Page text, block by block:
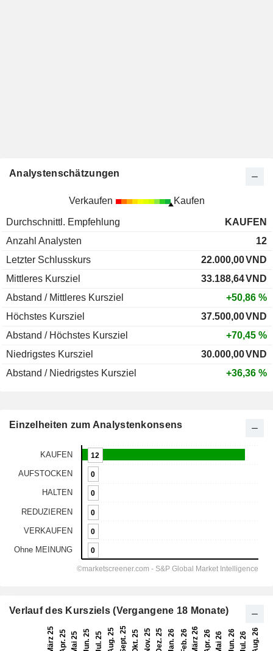
Analystenschätzungen
Verkaufen Kaufen
Durchschnittl. Empfehlung
KAUFEN
Anzahl Analysten
12
Letzter Schlusskurs
22.000,00VND
Mittleres Kursziel
33.188,64VND
Abstand / Mittleres Kursziel
+50,86 %
Höchstes Kursziel
37.500,00VND
Abstand / Höchstes Kursziel
+70,45 %
Niedrigstes Kursziel
30.000,00VND
Abstand / Niedrigstes Kursziel
+36,36 %
Einzelheiten zum Analystenkonsens
Verlauf des Kursziels (Vergangene 18 Monate)